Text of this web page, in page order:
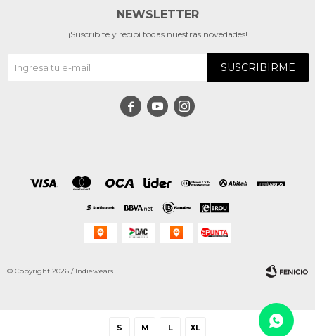
S M L XL
NEWSLETTER
¡Suscribite y recibí todas nuestras novedades!
SUSCRIBIRME
  
© Copyright 2026 / Indiewears